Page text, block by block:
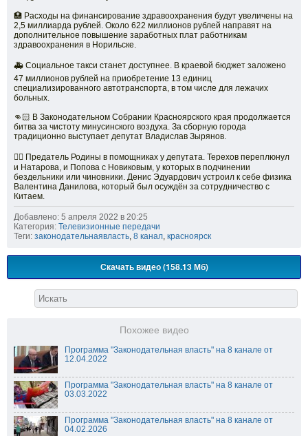
🏥 Расходы на финансирование здравоохранения будут увеличены на
2,5 миллиарда рублей. Около 622 миллионов рублей направят на
дополнительное повышение заработных плат работникам
здравоохранения в Норильске.
🚑 Социальное такси станет доступнее. В краевой бюджет заложено
47 миллионов рублей на приобретение 13 единиц
специализированного автотранспорта, в том числе для лежачих
больных.
👊🏻 В Законодательном Собрании Красноярского края продолжается
битва за чистоту минусинского воздуха. За сборную города
традиционно выступает депутат Владислав Зырянов.
🧑‍⚖️ Предатель Родины в помощниках у депутата. Терехов переплюнул
и Натарова, и Попова с Новиковым, у которых в подчинении
бездельники или чиновники. Денис Эдуардович устроил к себе физика
Валентина Данилова, который был осуждён за сотрудничество с
Китаем.
Добавлено: 5 апреля 2022 в 20:25
Категория: Телевизионные передачи
Теги: законодательнаявласть, 8 канал, красноярск
Скачать видео (158.13 Мб)
Похожее видео
Программа "Законодательная власть" на 8 канале от
12.04.2022
Программа "Законодательная власть" на 8 канале от
03.03.2022
Программа "Законодательная власть" на 8 канале от
04.02.2026